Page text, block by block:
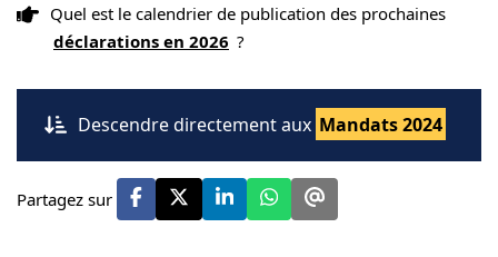
Quel est le calendrier de publication des prochaines
déclarations en 2026 ?
Descendre directement aux Mandats 2024
Partagez sur